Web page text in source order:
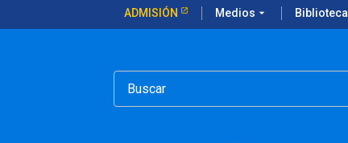
ADMISIÓN Medios arrow_drop_down Biblioteca
Feria internacional de